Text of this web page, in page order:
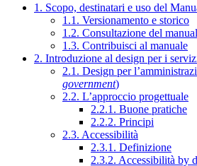
1. Scopo, destinatari e uso del
1.1. Versionamento e storico
1.2. Consultazione del
1.3. Contribuisci al manuale
2. Introduzione al design per i
2.1. Design per
government)
2.2. L’approccio progettuale
2.2.1. Buone pratiche
2.2.2. Principi
2.3. Accessibilità
2.3.1. Definizione
2.3.2. Accessibilità by